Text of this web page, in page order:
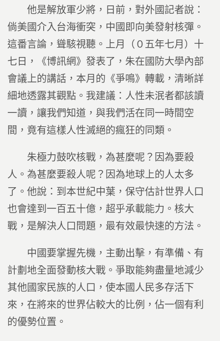
他是解放軍少將，日前，對外國記者說：
倘美國介入台海衝突，中國即向美發射核彈。
這番言論，聳駭視聽。上月（０五年七月）十
七日，《博訊網》發表了，朱在國防大學內部
會議上的講話，本月的《爭鳴》轉載，清晰詳
細地透露其觀點。我建議：人性未泯者都該讀
一讀，讓我們知道，與我們活在同一時間空
間，竟有這樣人性滅絕的瘋狂的同類。
朱極力鼓吹核戰，為甚麼呢？因為要殺
人。為甚麼要殺人呢？因為地球上的人太多
了。他說：到本世紀中葉，保守估計世界人口
也會達到一百五十億，超乎承載能力。核大
戰，是解決人口問題，最有效最快速的方法。
中國要掌握先機，主動出擊，有準備、有
計劃地全面發動核大戰。爭取能夠盡量地減少
其他國家民族的人口，使本國人民多存活下
來，在將來的世界佔較大的比例，佔一個有利
的優勢位置。